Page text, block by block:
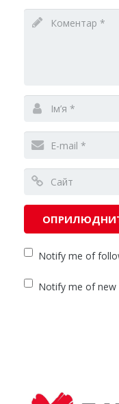
Notify me of
Notify me of new